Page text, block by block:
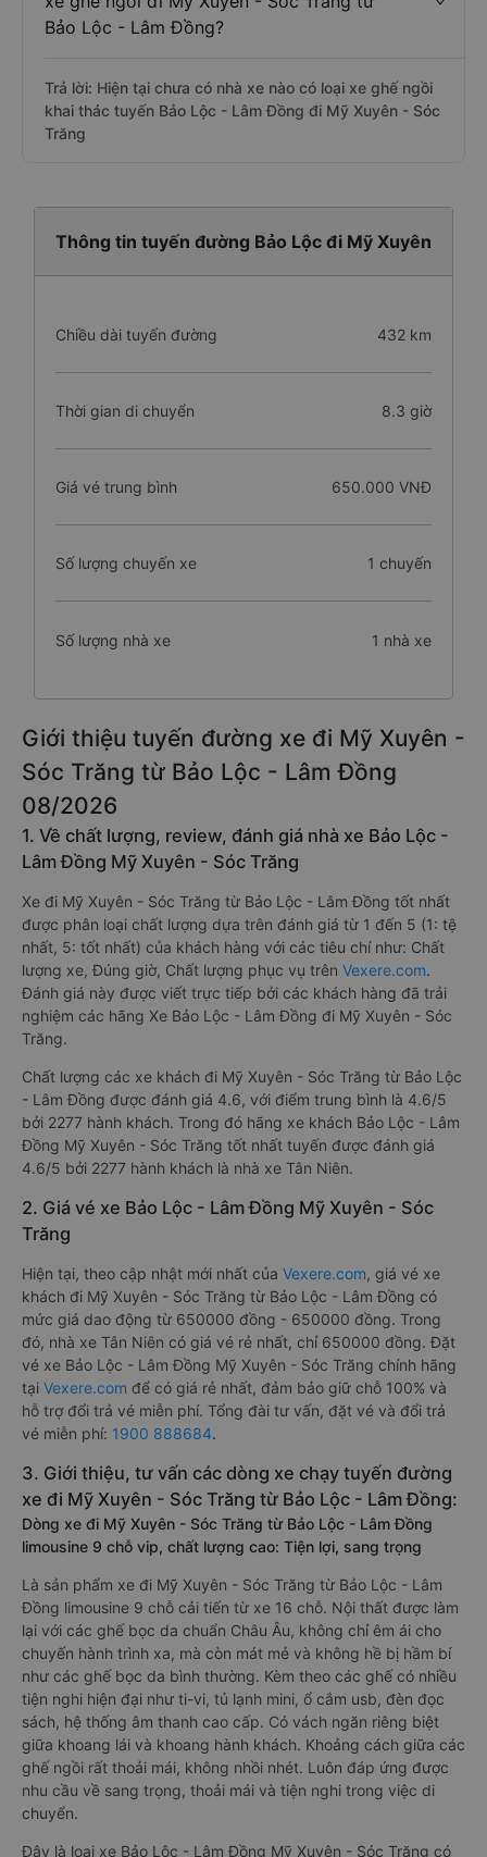
Bảo Lộc - Lâm Đồng?
Trả lời: Hiện tại chưa có nhà xe nào có loại xe ghế ngồi
khai thác tuyến Bảo Lộc - Lâm Đồng đi Mỹ Xuyên - Sóc
Trăng
Thông tin tuyến đường Bảo Lộc đi Mỹ Xuyên
Chiều dài tuyến đường 432 km
Thời gian di chuyển 8.3 giờ
Giá vé trung bình 650.000 VNĐ
Số lượng chuyến xe 1 chuyến
Số lượng nhà xe 1 nhà xe
Giới thiệu tuyến đường xe đi Mỹ Xuyên -
Sóc Trăng từ Bảo Lộc - Lâm Đồng
08/2026
1. Về chất lượng, review, đánh giá nhà xe Bảo Lộc -
Lâm Đồng Mỹ Xuyên - Sóc Trăng
Xe đi Mỹ Xuyên - Sóc Trăng từ Bảo Lộc - Lâm Đồng tốt nhất
được phân loại chất lượng dựa trên đánh giá từ 1 đến 5 (1: tệ
nhất, 5: tốt nhất) của khách hàng với các tiêu chí như: Chất
lượng xe, Đúng giờ, Chất lượng phục vụ trên Vexere.com.
Đánh giá này được viết trực tiếp bởi các khách hàng đã trải
nghiệm các hãng Xe Bảo Lộc - Lâm Đồng đi Mỹ Xuyên - Sóc
Trăng.
Chất lượng các xe khách đi Mỹ Xuyên - Sóc Trăng từ Bảo Lộc
- Lâm Đồng được đánh giá 4.6, với điểm trung bình là 4.6/5
bởi 2277 hành khách. Trong đó hãng xe khách Bảo Lộc - Lâm
Đồng Mỹ Xuyên - Sóc Trăng tốt nhất tuyến được đánh giá
4.6/5 bởi 2277 hành khách là nhà xe Tân Niên.
2. Giá vé xe Bảo Lộc - Lâm Đồng Mỹ Xuyên - Sóc
Trăng
Hiện tại, theo cập nhật mới nhất của Vexere.com, giá vé xe
khách đi Mỹ Xuyên - Sóc Trăng từ Bảo Lộc - Lâm Đồng có
mức giá dao động từ 650000 đồng - 650000 đồng. Trong
đó, nhà xe Tân Niên có giá vé rẻ nhất, chỉ 650000 đồng. Đặt
vé xe Bảo Lộc - Lâm Đồng Mỹ Xuyên - Sóc Trăng chính hãng
tại Vexere.com để có giá rẻ nhất, đảm bảo giữ chỗ 100% và
hỗ trợ đổi trả vé miễn phí. Tổng đài tư vấn, đặt vé và đổi trả
vé miễn phí: 1900 888684.
3. Giới thiệu, tư vấn các dòng xe chạy tuyến đường
xe đi Mỹ Xuyên - Sóc Trăng từ Bảo Lộc - Lâm Đồng:
Dòng xe đi Mỹ Xuyên - Sóc Trăng từ Bảo Lộc - Lâm Đồng
limousine 9 chỗ vip, chất lượng cao: Tiện lợi, sang trọng
Là sản phẩm xe đi Mỹ Xuyên - Sóc Trăng từ Bảo Lộc - Lâm
Đồng limousine 9 chỗ cải tiến từ xe 16 chỗ. Nội thất được làm
lại với các ghế bọc da chuẩn Châu Âu, không chỉ êm ái cho
chuyến hành trình xa, mà còn mát mẻ và không hề bị hầm bí
như các ghế bọc da bình thường. Kèm theo các ghế có nhiều
tiện nghi hiện đại như ti-vi, tủ lạnh mini, ổ cắm usb, đèn đọc
sách, hệ thống âm thanh cao cấp. Có vách ngăn riêng biệt
giữa khoang lái và khoang hành khách. Khoảng cách giữa các
ghế ngồi rất thoải mái, không nhồi nhét. Luôn đáp ứng được
nhu cầu về sang trọng, thoải mái và tiện nghi trong việc di
chuyển.
Đây là loại xe Bảo Lộc - Lâm Đồng Mỹ Xuyên - Sóc Trăng có